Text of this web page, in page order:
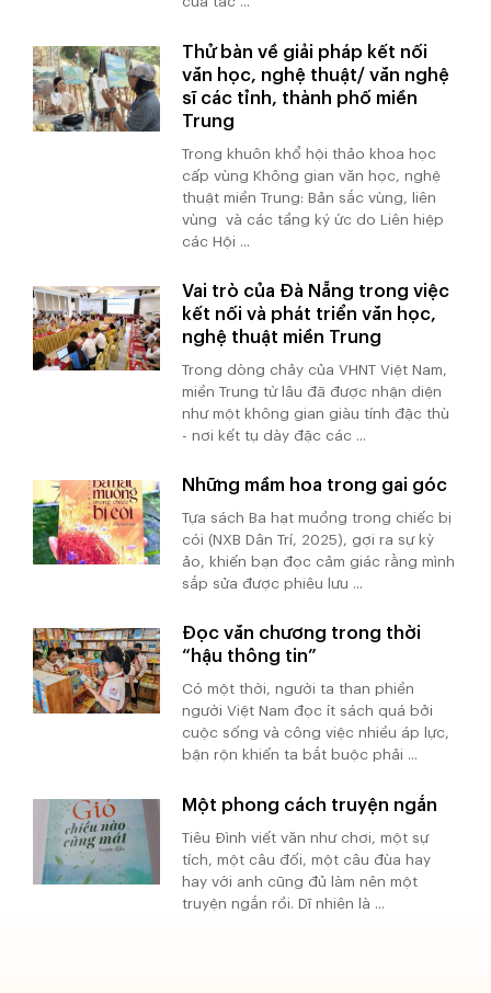
Thử bàn về giải pháp kết nối
văn học, nghệ thuật/ văn nghệ
sĩ các tỉnh, thành phố miền
Trung
Trong khuôn khổ hội thảo khoa học
cấp vùng Không gian văn học, nghệ
thuật miền Trung: Bản sắc vùng, liên
vùng và các tầng ký ức do Liên hiệp
các Hội ...
Vai trò của Đà Nẵng trong việc
kết nối và phát triển văn học,
nghệ thuật miền Trung
Trong dòng chảy của VHNT Việt Nam,
miền Trung từ lâu đã được nhận diện
như một không gian giàu tính đặc thù
- nơi kết tụ dày đặc các ...
Những mầm hoa trong gai góc
Tựa sách Ba hạt muồng trong chiếc bị
cói (NXB Dân Trí, 2025), gợi ra sự kỳ
ảo, khiến bạn đọc cảm giác rằng mình
sắp sửa được phiêu lưu ...
Đọc văn chương trong thời
“hậu thông tin”
Có một thời, người ta than phiền
người Việt Nam đọc ít sách quá bởi
cuộc sống và công việc nhiều áp lực,
bận rộn khiến ta bắt buộc phải ...
Một phong cách truyện ngắn
Tiêu Đình viết văn như chơi, một sự
tích, một câu đối, một câu đùa hay
hay với anh cũng đủ làm nên một
truyện ngắn rồi. Dĩ nhiên là ...